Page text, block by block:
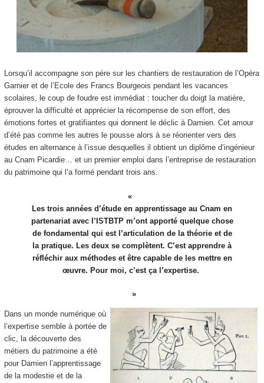
Lorsqu’il accompagne son père sur les chantiers de restauration de l’Opéra
Garnier et de l’Ecole des Francs Bourgeois pendant les vacances
scolaires, le coup de foudre est immédiat : toucher du doigt la matière,
éprouver la difficulté et apprécier la récompense de son effort, des
émotions fortes et gratifiantes qui donnent le déclic à Damien. Cet amour
d’été pas comme les autres le pousse alors à se réorienter vers des
études en alternance à l’issue desquelles il obtient un diplôme d’ingénieur
au Cnam Picardie… et un premier emploi dans l’entreprise de restauration
du patrimoine qui l’a formé pendant trois ans.
Les trois années d’étude en apprentissage au Cnam en
partenariat avec l’ISTBTPm’ont apporté quelque chose
de fondamental qui est l’articulation de la théorie et de
la pratique. Les deux se complètent. C’est apprendre à
réfléchir aux méthodes et être capable de les mettre en
œuvre. Pour moi, c’est ça l’expertise.
Dans un monde numérique où
l’expertise semble à portée de
clic, la découverte des
métiers du patrimoine a été
pour Damien l’apprentissage
de la modestie et de la